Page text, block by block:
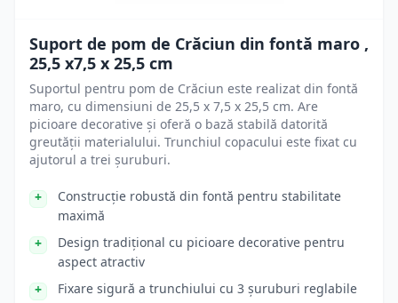
Suport de pom de Crăciun din fontă maro ,
25,5 x7,5 x 25,5 cm
Suportul pentru pom de Crăciun este realizat din fontă
maro, cu dimensiuni de 25,5 x 7,5 x 25,5 cm. Are
picioare decorative și oferă o bază stabilă datorită
greutății materialului. Trunchiul copacului este fixat cu
ajutorul a trei șuruburi.
Construcție robustă din fontă pentru stabilitate
maximă
Design tradițional cu picioare decorative pentru
aspect atractiv
Fixare sigură a trunchiului cu 3 șuruburi reglabile